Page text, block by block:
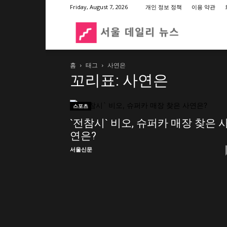
Friday, August 7, 2026 개인 정보 정책 이용 약관
데
홈 태그 사연은
꼬리표: 사연은
스포츠
`전참시` 비오, 슈퍼카 매장 찾은
연은?
서울신문